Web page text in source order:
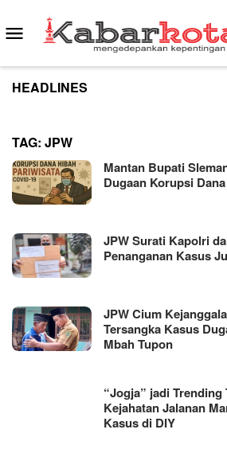
to
content
Mobile
Menu
HEADLINES
TAG: JPW
Mantan Bupati
Dugaan Korupsi
JPW Surati Kapolri
Penanganan Kasus
JPW Cium
Tersangka Kasus
Mbah Tupon
“Jogja” jadi
Kejahatan Jalanan
Kasus di DIY